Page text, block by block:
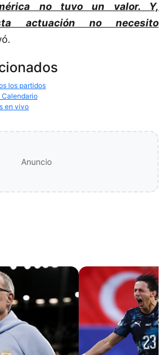
no tuvo un valor. Y,
actuación no necesito
los partidos
Calendario
en vivo
Anuncio